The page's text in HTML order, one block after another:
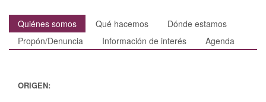
Quiénes somos Qué hacemos
Dónde estamos
Propón/Denuncia
Información de interés Agenda
ORIGEN: